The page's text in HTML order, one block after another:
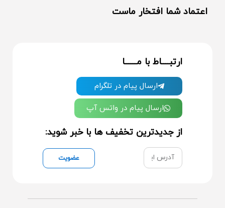
اعتماد شما افتخار ماست
ارتبــــاط با مــــــا
ارسال پیام در تلگرام
ارسال پیام در واتس آپ
از جدیدترین تخفیف ها با خبر شوید:
عضویت